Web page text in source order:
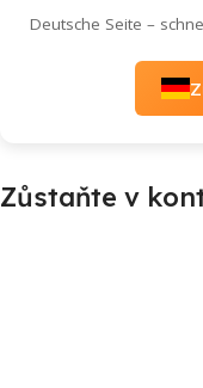
Deutsche Seite –
Zůstaňte v